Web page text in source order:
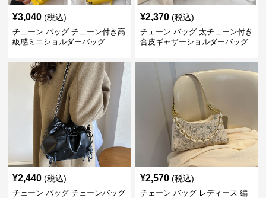
¥3,040 (税込)
チェーン バッグ チェーン付き高
級感ミニショルダーバッグ
¥2,370 (税込)
チェーン バッグ 太チェーン付き
合皮ギャザーショルダーバッグ
¥2,440 (税込)
チェーン バッグ チェーンバッグ
¥2,570 (税込)
チェーン バッグ レディース 編